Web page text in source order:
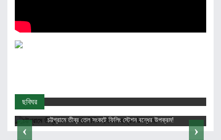
ছবিঘর
চট্টগ্রাম রেলস্টেশনে অর্ধশতাধিক যাত্রীর ভোগান্তি
‹ ›